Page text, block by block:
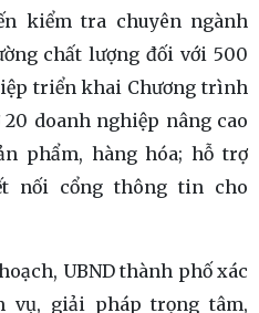
kiểm tra chuyên ngành
chất lượng đối với 500
triển khai Chương trình
doanh nghiệp nâng cao
phẩm, hàng hóa; hỗ trợ
nối cổng thông tin cho
UBND thành phố xác
vụ, giải pháp trọng tâm,